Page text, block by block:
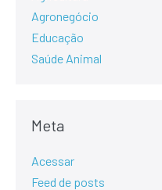
Agronegócio
Educação
Saúde Animal
Meta
Acessar
Feed de posts